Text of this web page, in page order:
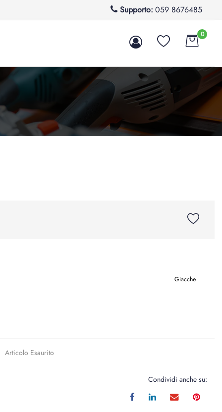
Supporto: 059 8676485
0
Giacche
Articolo Esaurito
Condividi anche su: